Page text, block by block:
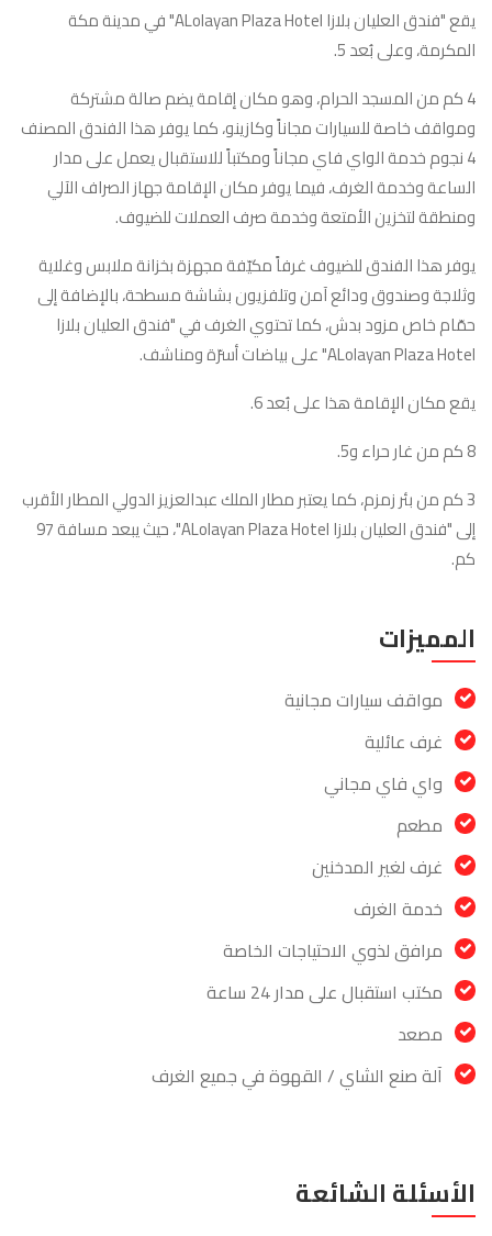
يقع "فندق العليان بلازا ALolayan Plaza Hotel" في مدينة مكة
المكرمة، وعلى بُعد 5.
4 كم من المسجد الحرام، وهو مكان إقامة يضم صالة مشتركة
ومواقف خاصة للسيارات مجاناً وكازينو، كما يوفر هذا الفندق المصنف
4 نجوم خدمة الواي فاي مجاناً ومكتباً للاستقبال يعمل على مدار
الساعة وخدمة الغرف، فيما يوفر مكان الإقامة جهاز الصراف الآلي
ومنطقة لتخزين الأمتعة وخدمة صرف العملات للضيوف.
يوفر هذا الفندق للضيوف غرفاً مكيّفة مجهزة بخزانة ملابس وغلاية
وثلاجة وصندوق ودائع آمن وتلفزيون بشاشة مسطحة، بالإضافة إلى
حمّام خاص مزود بدش، كما تحتوي الغرف في "فندق العليان بلازا
ALolayan Plaza Hotel" على بياضات أسرّة ومناشف.
يقع مكان الإقامة هذا على بُعد 6.
8 كم من غار حراء و5.
3 كم من بئر زمزم، كما يعتبر مطار الملك عبدالعزيز الدولي المطار الأقرب
إلى "فندق العليان بلازا ALolayan Plaza Hotel"، حيث يبعد مسافة 97
كم.
المميزات
مواقف سيارات مجانية
غرف عائلية
واي فاي مجاني
مطعم
غرف لغير المدخنين
خدمة الغرف
مرافق لذوي الاحتياجات الخاصة
مكتب استقبال على مدار 24 ساعة
مصعد
آلة صنع الشاي / القهوة في جميع الغرف
الأسئلة الشائعة